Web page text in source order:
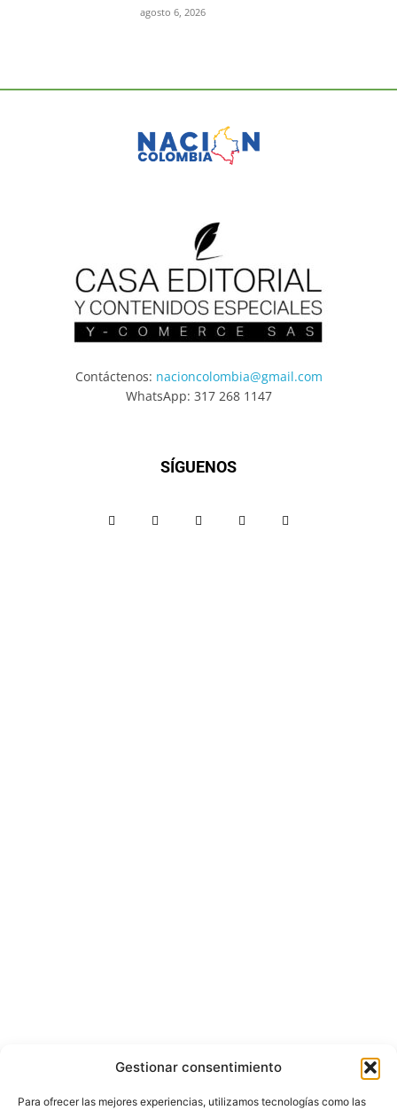
Gestionar consentimiento
Para ofrecer las mejores experiencias, utilizamos tecnologías como las
agosto 6, 2026
Contáctenos: nacioncolombia@gmail.com
WhatsApp: 317 268 1147
SÍGUENOS